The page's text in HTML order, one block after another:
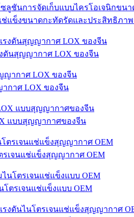
แข็งขนาดกะทัดรัดและประสิทธิภาพ
ดันสุญญากาศ LOX ของจีน
กาศ LOX ของจีน
แบบสุญญากาศของจีน
รเจนแช่แข็งสุญญากาศ OEM
ตรเจนแช่แข็งแบบ OEM